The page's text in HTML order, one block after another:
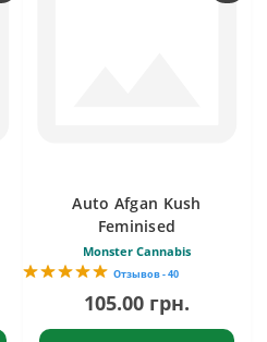
Auto Afgan Kush
Feminised
Monster Cannabis
Отзывов - 40
105.00 грн.